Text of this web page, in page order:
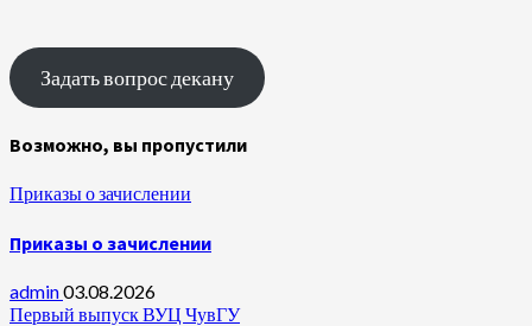
Задать вопрос декану
Возможно, вы пропустили
Приказы о зачислении
Приказы о зачислении
admin03.08.2026
Первый выпуск ВУЦ ЧувГУ